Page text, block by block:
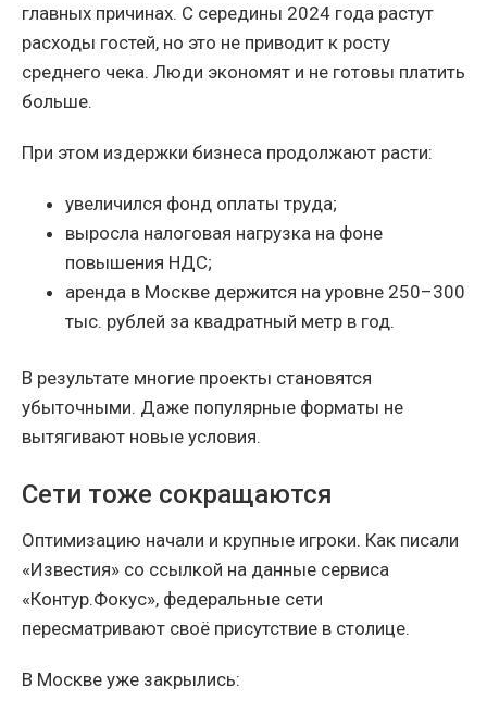
главных причинах. С середины 2024 года растут
расходы гостей, но это не приводит к росту
среднего чека. Люди экономят и не готовы платить
больше.
При этом издержки бизнеса продолжают расти:
увеличился фонд оплаты труда;
выросла налоговая нагрузка на фоне
повышения НДС;
аренда в Москве держится на уровне 250–300
тыс. рублей за квадратный метр в год.
В результате многие проекты становятся
убыточными. Даже популярные форматы не
вытягивают новые условия.
Сети тоже сокращаются
Оптимизацию начали и крупные игроки. Как писали
«Известия» со ссылкой на данные сервиса
«Контур.Фокус», федеральные сети
пересматривают своё присутствие в столице.
В Москве уже закрылись: